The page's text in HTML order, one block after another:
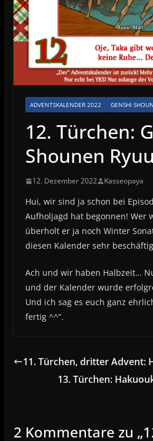
ADVENTSKALENDER 2022 GENSHI
12. Türchen:
Shounen
12. Dezember 2022 Kasseopaya
Hui, wir sind ja schon bei
Aufholjagd hat begonnen! Wer
überholt er ja noch Winter
diesen Kalender sehr
Ach und wir haben Halbzeit…
und der Kalender wurde
Und ich sag es euch ganz
fertig ^^“.
11. Türchen, dritter Advent:
13. Türchen:
2 Kommentare zu „